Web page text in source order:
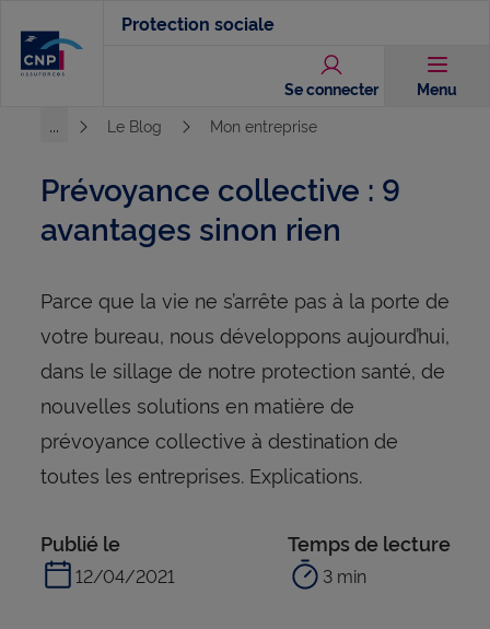
contenu
Protection sociale
Se connecter Menu
...
Le Blog Mon entreprise
Prévoyance collective : 9
avantages sinon rien
Parce que la vie ne s’arrête pas à la porte de
votre bureau, nous développons aujourd’hui,
dans le sillage de notre protection santé, de
nouvelles solutions en matière de
prévoyance collective à destination de
toutes les entreprises. Explications.
Publié le
12/04/2021
Temps de lecture
3 min